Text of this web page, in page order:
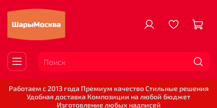
Работаем с 2013 года Премиум качество Стильные решения
Удобная доставка Композиции на любой бюджет
Изготовление любых надписей